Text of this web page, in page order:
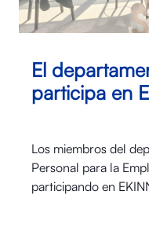
El
participa en
Los miembros del
Personal para la
participando en